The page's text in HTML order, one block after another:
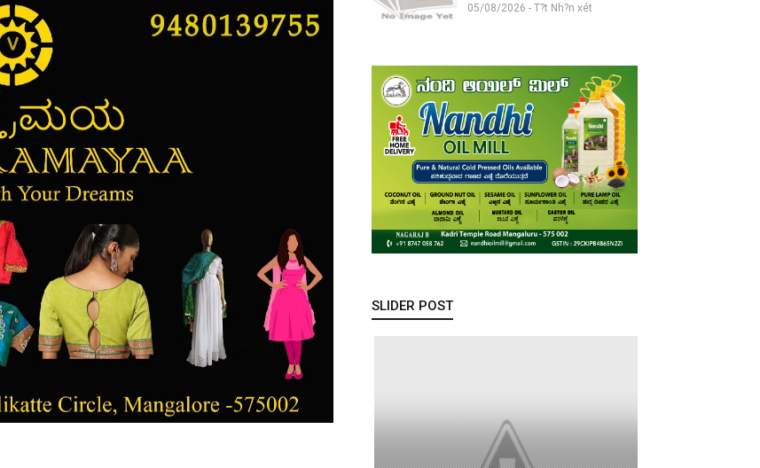
05/08/2026 - T?t Nh?n xét
SLIDER POST